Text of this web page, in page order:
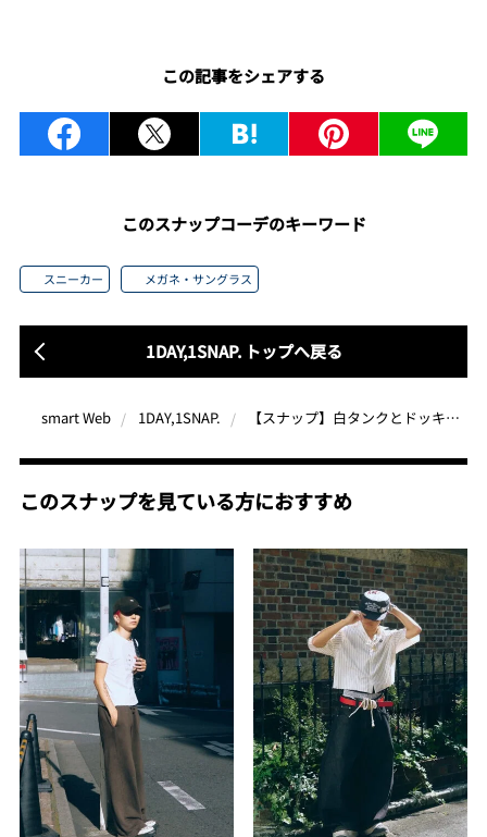
この記事をシェアする
このスナップコーデのキーワード
スニーカー メガネ・サングラス
1DAY,1SNAP. トップへ戻る
smart Web 1DAY,1SNAP. 【スナップ】白タンクとドッキングパンツでヘルシーに肌見せ！小物や足元でスパイスを効かせて
このスナップを見ている方におすすめ